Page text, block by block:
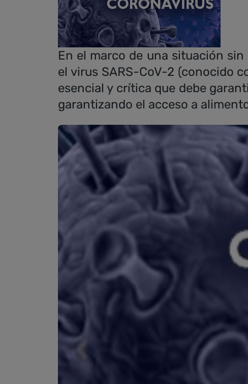
En el marco de una situación
el virus SARS-CoV-2 (conocido
esencial y crítica que debe
garantizando el acceso a